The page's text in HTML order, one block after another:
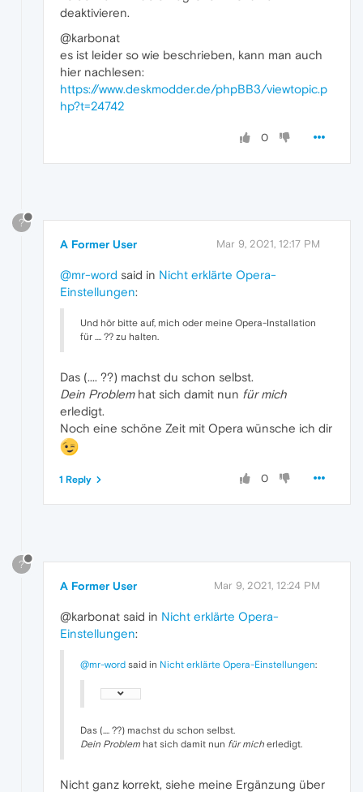
deaktivieren.
@karbonat
es ist leider so wie beschrieben, kann man auch
hier nachlesen:
https://www.deskmodder.de/phpBB3/viewtopic.p
hp?t=24742
0
?
A Former User Mar 9, 2021, 12:17 PM
@mr-word said in Nicht erklärte Opera-
Einstellungen:
Und hör bitte auf, mich oder meine Opera-Installation
für .... ?? zu halten.
Das (.... ??) machst du schon selbst.
Dein Problemhat sich damit nun für mich
erledigt.
Noch eine schöne Zeit mit Opera wünsche ich dir
0
1 Reply
?
A Former User Mar 9, 2021, 12:24 PM
@karbonat said in Nicht erklärte Opera-
Einstellungen:
@mr-word said in Nicht erklärte Opera-Einstellungen:
Das (.... ??) machst du schon selbst.
Dein Problem hat sich damit nun für mich erledigt.
Nicht ganz korrekt, siehe meine Ergänzung über